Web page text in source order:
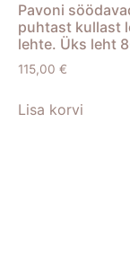
Pavoni
puhtast kullast
lehte. Üks leht
115,00 €
Lisa korvi